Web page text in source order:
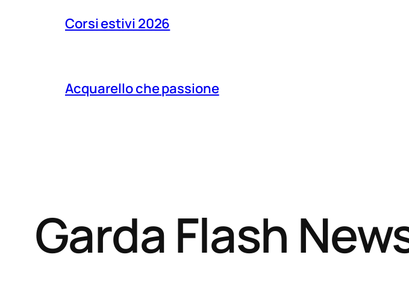
Corsi estivi 2026
Acquarello che passione
Garda Flash